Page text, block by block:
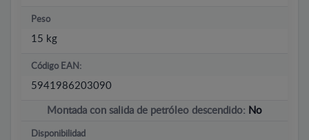
Peso
15 kg
Código EAN:
5941986203090
Montada con salida de petróleo descendido: No
Disponibilidad